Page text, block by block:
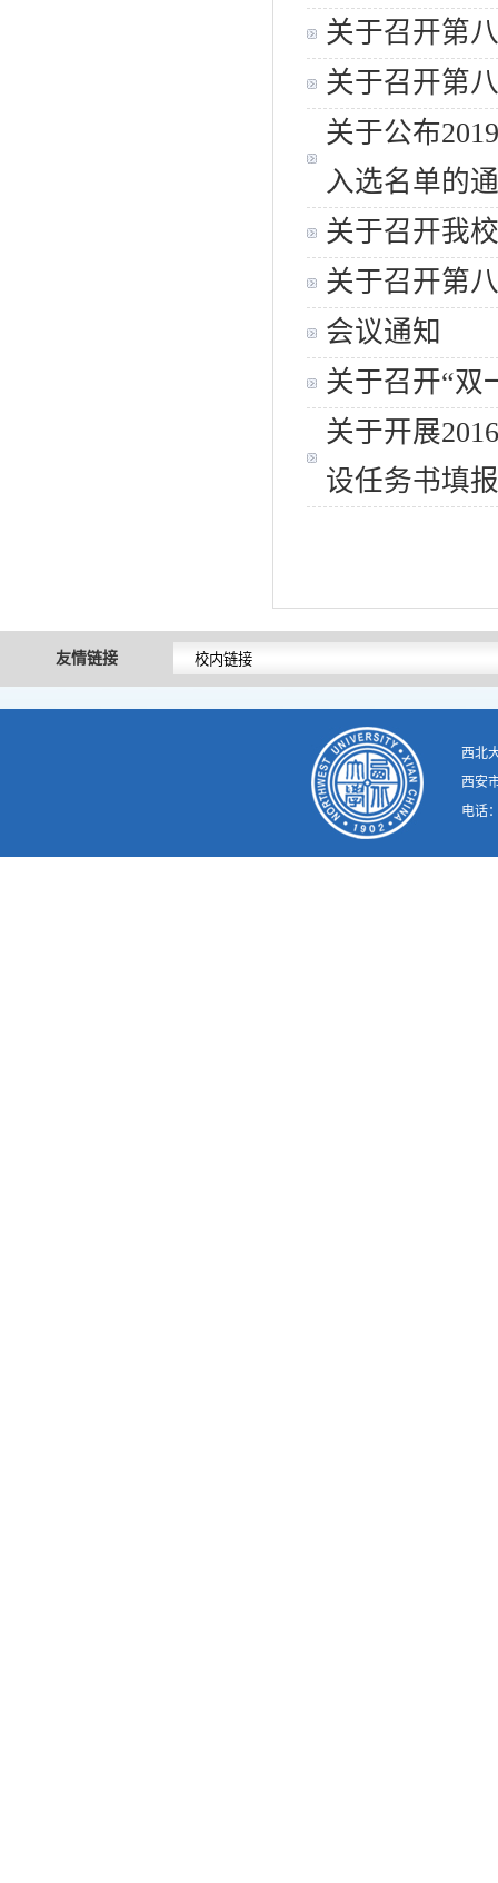
关于召开第
关于召开第
关于公布
入选名单的
关于召开我
关于召开第
会议通知
关于召开“双
关于开展
设任务书填
友情链接
西北
西安
电话